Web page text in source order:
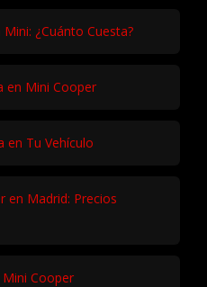
¿Cuánto Cuesta?
en Mini Cooper
en Tu Vehículo
en Madrid: Precios
Cooper